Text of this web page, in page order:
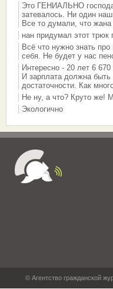
Это ГЕНИАЛЬНО
затевалось. Ни один
Все то думали, что жана
нан придумал этот трюк
Всё что нужно знать
себя. Не будет у нас
Интересно - 20 лет 6
И зарплата должна быть
достаточности. Как
Не ну, а что? Круто же!
Экологично
© Агентство гражданской